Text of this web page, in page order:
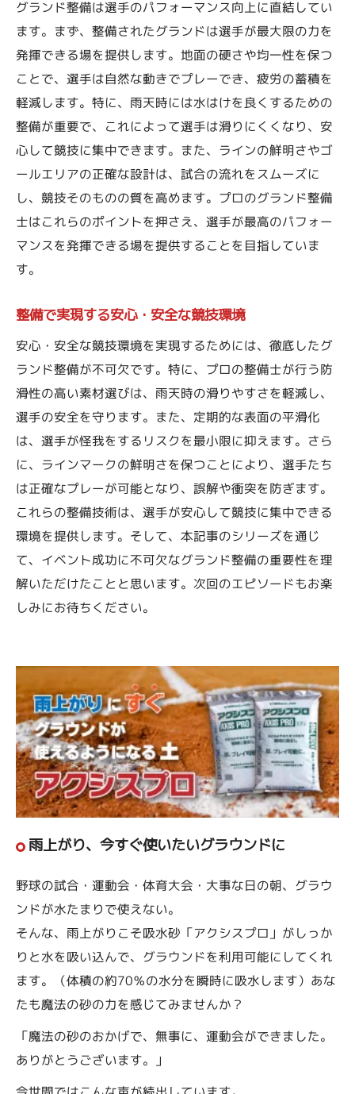
グランド整備は選手のパフォーマンス向上に直結してい
ます。まず、整備されたグランドは選手が最大限の力を
発揮できる場を提供します。地面の硬さや均一性を保つ
ことで、選手は自然な動きでプレーでき、疲労の蓄積を
軽減します。特に、雨天時には水はけを良くするための
整備が重要で、これによって選手は滑りにくくなり、安
心して競技に集中できます。また、ラインの鮮明さやゴ
ールエリアの正確な設計は、試合の流れをスムーズに
し、競技そのものの質を高めます。プロのグランド整備
士はこれらのポイントを押さえ、選手が最高のパフォー
マンスを発揮できる場を提供することを目指していま
す。
整備で実現する安心・安全な競技環境
安心・安全な競技環境を実現するためには、徹底したグ
ランド整備が不可欠です。特に、プロの整備士が行う防
滑性の高い素材選びは、雨天時の滑りやすさを軽減し、
選手の安全を守ります。また、定期的な表面の平滑化
は、選手が怪我をするリスクを最小限に抑えます。さら
に、ラインマークの鮮明さを保つことにより、選手たち
は正確なプレーが可能となり、誤解や衝突を防ぎます。
これらの整備技術は、選手が安心して競技に集中できる
環境を提供します。そして、本記事のシリーズを通じ
て、イベント成功に不可欠なグランド整備の重要性を理
解いただけたことと思います。次回のエピソードもお楽
しみにお待ちください。
雨上がり、今すぐ使いたいグラウンドに
野球の試合・運動会・体育大会・大事な日の朝、グラウ
ンドが水たまりで使えない。
そんな、雨上がりこそ吸水砂「アクシスプロ」がしっか
りと水を吸い込んで、グラウンドを利用可能にしてくれ
ます。（体積の約70％の水分を瞬時に吸水します）あな
たも魔法の砂の力を感じてみませんか？
「魔法の砂のおかげで、無事に、運動会ができました。
ありがとうございます。」